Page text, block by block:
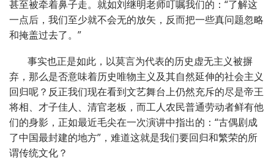
甚至被牵着鼻子走。就如刘继明老师叮嘱我们的：“了解这
一点后，我们至少就不会无的放矢，反而把一些真问题忽略
和掩盖过去了。”
事实也正是如此，以莫言为代表的历史虚无主义被摒
弃，那么是否意味着历史唯物主义及其自然延伸的社会主义
回归呢？反正我们现在看到文艺舞台上仍然充斥的尽是帝王
将相、才子佳人、清官老板，而工人农民普通劳动者鲜有他
们的身影，正如最近毛尖在一次演讲中指出的：“古偶剧成
了中国最封建的地方”，难道这就是我们要回归和繁荣的所
谓传统文化？